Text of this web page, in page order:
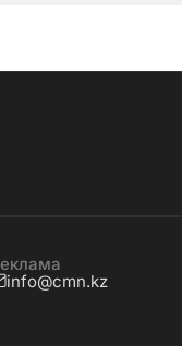
info@cmn.kz